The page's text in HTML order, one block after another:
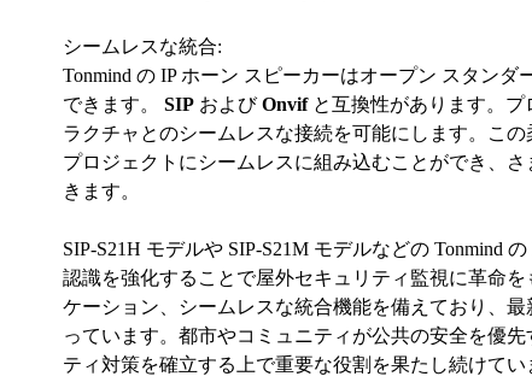
シームレスな統合:
Tonmind の IP ホーン スピーカーはオープン スタン
できます。SIP およびOnvifと互換性があります。プ
ラクチャとのシームレスな接続を可能にします。こ
プロジェクトにシームレスに組み込むことができ、
きます。
SIP-S21H モデルや SIP-S21M モデルなどの Tonmind
認識を強化することで屋外セキュリティ監視に革命
ケーション、シームレスな統合機能を備えており、
っています。都市やコミュニティが公共の安全を優
ティ対策を確立する上で重要な役割を果たし続けてい